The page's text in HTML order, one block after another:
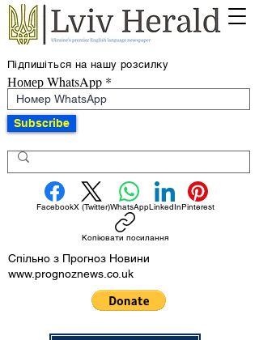
Підпишіться на нашу розсилку
Номер WhatsApp
Subscribe
FacebookX (Twitter)WhatsAppLinkedInPinterest
Копіювати посилання
Спільно з Прогноз Новини
www.prognoznews.co.uk